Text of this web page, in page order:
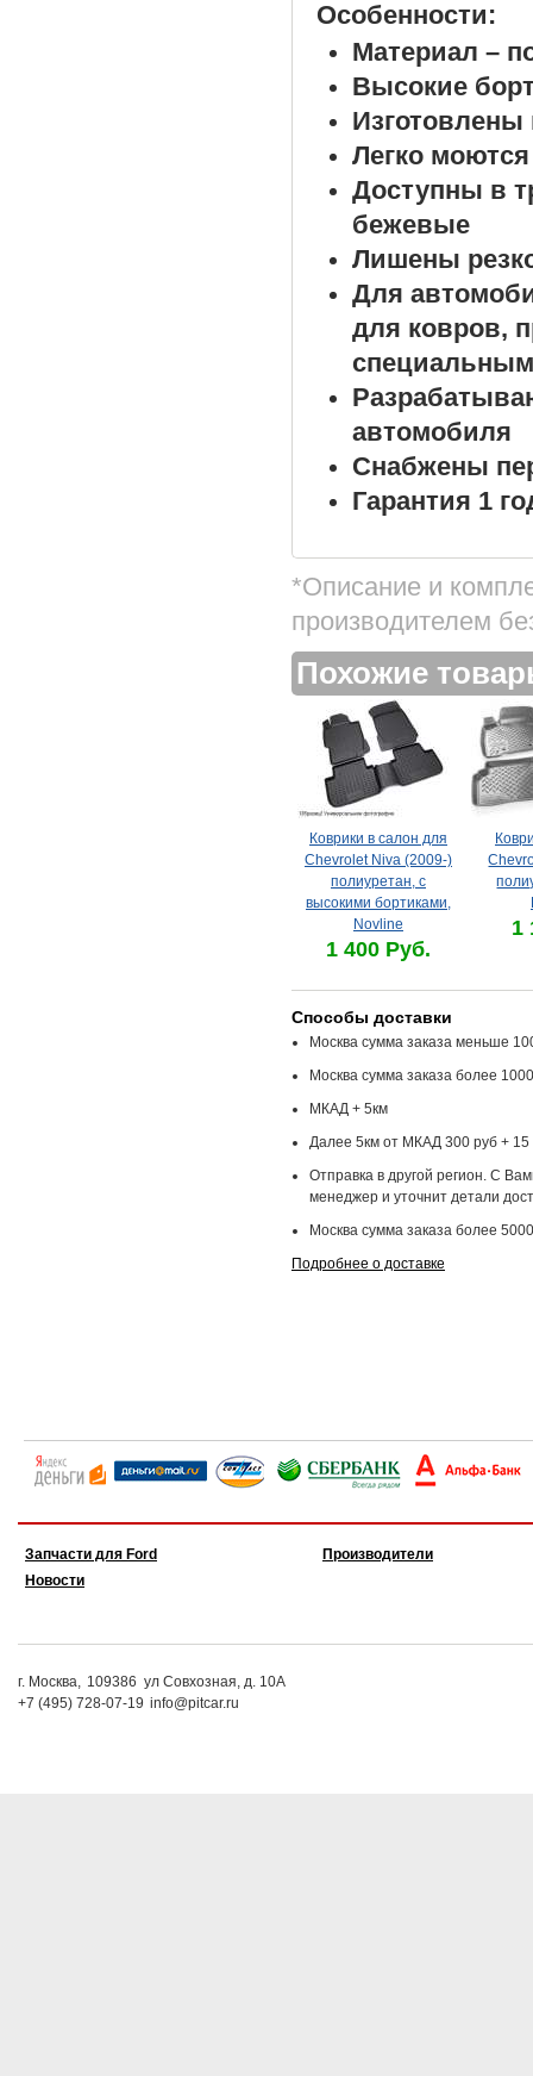
Особенности:
Материал –
Высокие
Изготовлены
Легко моются
Доступны в
бежевые
Лишены
Для
для ковров,
автомобиля
Снабжены
Гарантия 1
*Описание и
производителем
Похожие
Коврики в салон для
Chevrolet Niva (2009-)
полиуретан, с
высокими бортиками,
Novline
1 400 Руб.
1
Способы доставки
Москва сумма заказа меньше
Москва сумма заказа более
МКАД + 5км
Далее 5км от МКАД 300 руб + 15
Отправка в другой регион. С
менеджер и уточнит детали
Москва сумма заказа более
Подробнее о доставке
Запчасти для Ford
Новости
Производители
г. Москва, 109386 ул Совхозная, д. 10А
+7 (495) 728-07-19 info@pitcar.ru